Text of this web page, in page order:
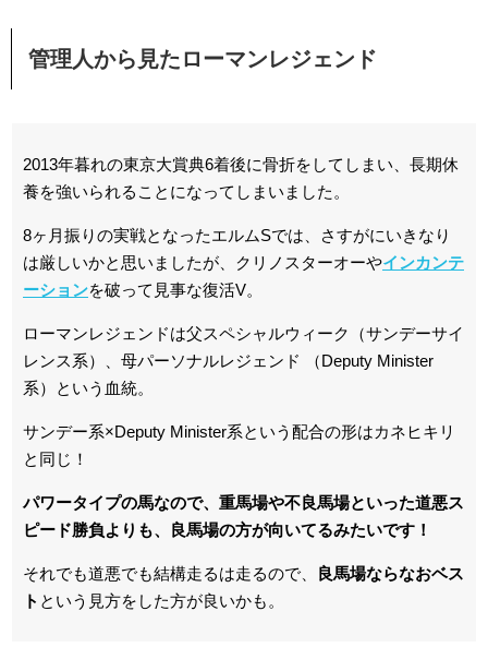
管理人から見たローマンレジェンド
2013年暮れの東京大賞典6着後に骨折をしてしまい、長期休
養を強いられることになってしまいました。
8ヶ月振りの実戦となったエルムSでは、さすがにいきなり
は厳しいかと思いましたが、クリノスターオーやインカンテ
ーションを破って見事な復活V。
ローマンレジェンドは父スペシャルウィーク（サンデーサイ
レンス系）、母パーソナルレジェンド （Deputy Minister
系）という血統。
サンデー系×Deputy Minister系という配合の形はカネヒキリ
と同じ！
パワータイプの馬なので、重馬場や不良馬場といった道悪ス
ピード勝負よりも、良馬場の方が向いてるみたいです！
それでも道悪でも結構走るは走るので、
良馬場ならなおベス
ト という見方をした方が良いかも。